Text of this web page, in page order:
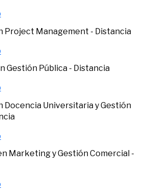
Project Management - Distancia
Gestión Pública - Distancia
Docencia Universitaria y Gestión
Marketing y Gestión Comercial -